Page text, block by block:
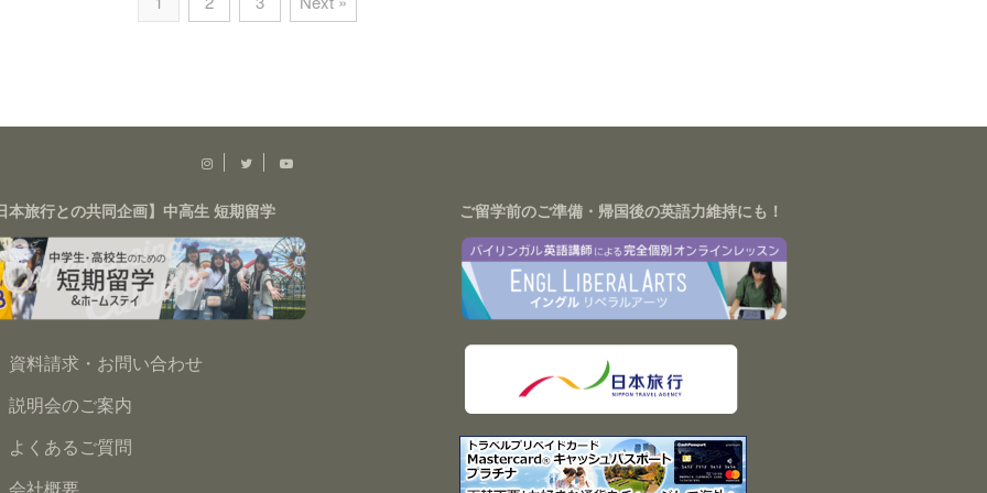
本旅行との共同企画】中高生 短期留学
資料請求・お問い合わせ
説明会のご案内
よくあるご質問
ご留学前のご準備・帰国後の英語力維持にも！